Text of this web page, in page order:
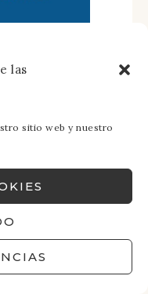
las
sitio web y nuestro